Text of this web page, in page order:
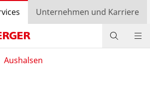
Unternehmen und Karriere
Aushalsen